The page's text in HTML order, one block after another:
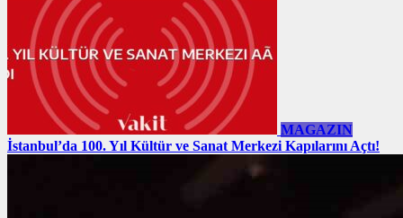
MAGAZIN
İstanbul’da 100. Yıl Kültür ve Sanat Merkezi Kapılarını Açtı!